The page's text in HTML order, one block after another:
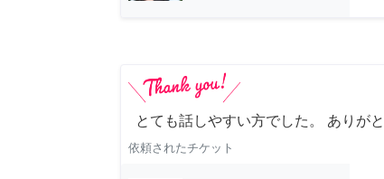
とても話しやすい方でした。 ありが
依頼されたチケット